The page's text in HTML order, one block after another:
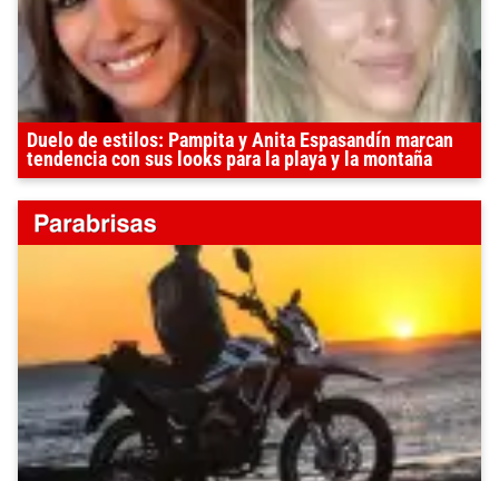
Duelo de estilos: Pampita y Anita Espasandín marcan
tendencia con sus looks para la playa y la montaña